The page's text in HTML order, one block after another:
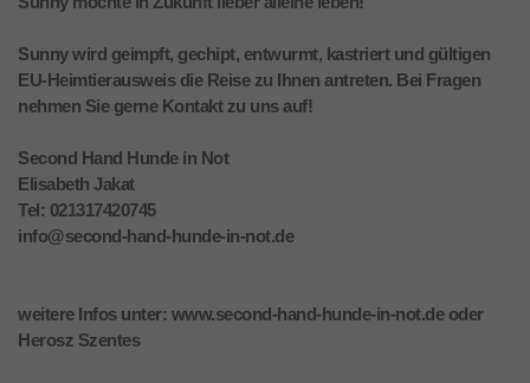
Sunny wird geimpft, gechipt, entwurmt, kastriert und gültigen
EU-Heimtierausweis die Reise zu Ihnen antreten. Bei Fragen
nehmen Sie gerne Kontakt zu uns auf!
Second Hand Hunde in Not
Elisabeth Jakat
Tel: 021317420745
info@second-hand-hunde-in-not.de
weitere Infos unter: www.second-hand-hunde-in-not.de oder
Herosz Szentes